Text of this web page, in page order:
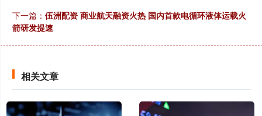
下一篇： 伍洲配资 商业航天融资火热 国内首款电循环液体运载火
箭研发提速
相关文章